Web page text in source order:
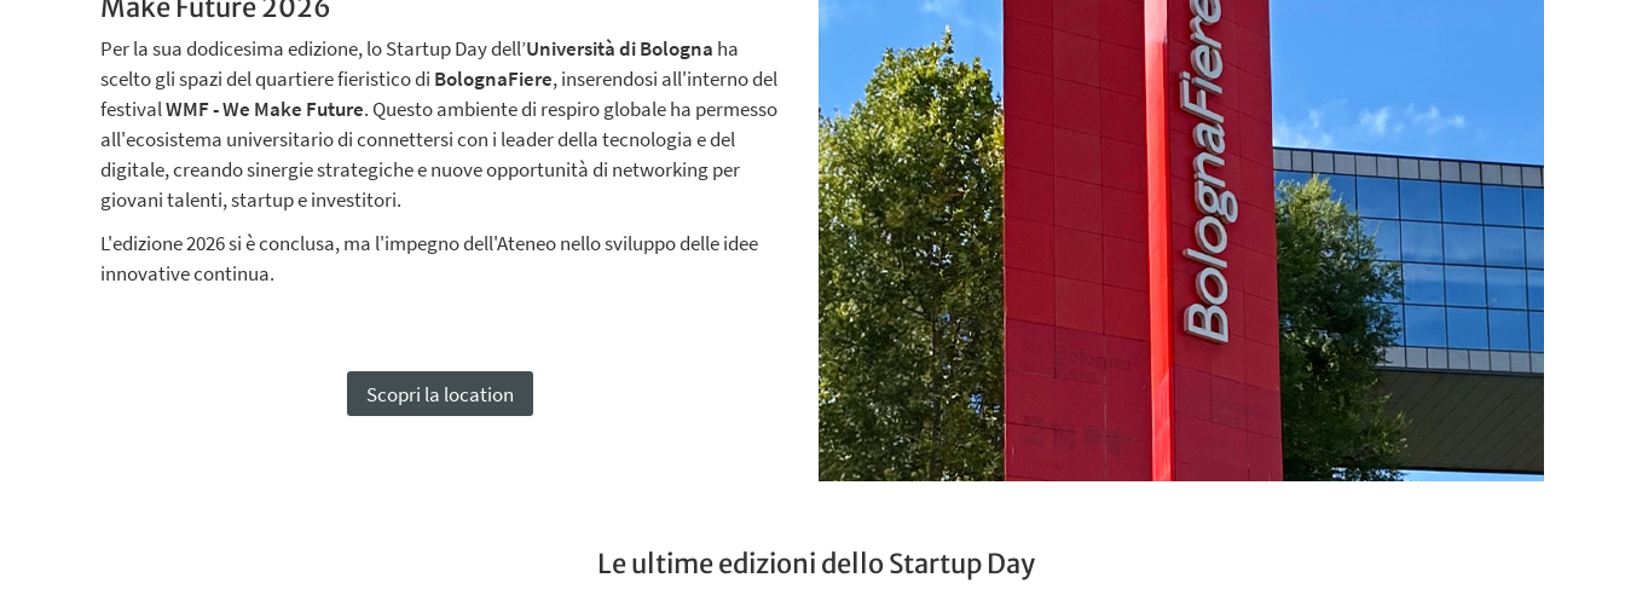
Make Future 2026
Per la sua dodicesima edizione, lo Startup Day dell’Università di Bologna ha
scelto gli spazi del quartiere fieristico di BolognaFiere, inserendosi all'interno del
festivalWMF - We Make Future. Questo ambiente di respiro globale ha permesso
all'ecosistema universitario di connettersi con i leader della tecnologia e del
digitale, creando sinergie strategiche e nuove opportunità di networking per
giovani talenti, startup e investitori.
L'edizione 2026 si è conclusa, ma l'impegno dell'Ateneo nello sviluppo delle idee
innovative continua.
Scopri la location
Le ultime edizioni dello Startup Day